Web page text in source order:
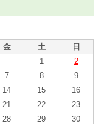
金 土 日
1
2
7 8
9
14 15
16
21 22
23
28 29
30